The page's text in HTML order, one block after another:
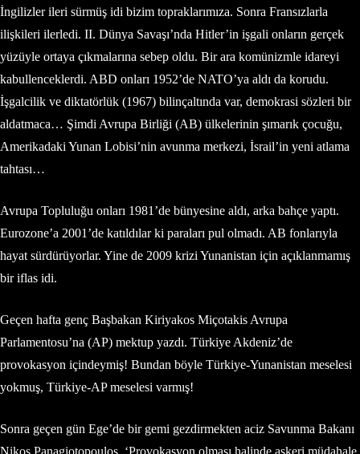
İngilizler ileri sürmüş idi bizim topraklarımıza. Sonra Fransızlarla
ilişkileri ilerledi. II. Dünya Savaşı’nda Hitler’in işgali onların gerçek
yüzüyle ortaya çıkmalarına sebep oldu. Bir ara komünizmle idareyi
kabullenceklerdi. ABD onları 1952’de NATO’ya aldı da korudu.
İşgalcilik ve diktatörlük (1967) bilinçaltında var, demokrasi sözleri bir
aldatmaca… Şimdi Avrupa Birliği (AB) ülkelerinin şımarık çocuğu,
Amerikadaki Yunan Lobisi’nin avunma merkezi, İsrail’in yeni atlama
tahtası…
Avrupa Topluluğu onları 1981’de bünyesine aldı, arka bahçe yaptı.
Eurozone’a 2001’de katıldılar ki paraları pul olmadı. AB fonlarıyla
hayat sürdürüyorlar. Yine de 2009 krizi Yunanistan için açıklanmamış
bir iflas idi.
Geçen hafta genç Başbakan Kiriyakos Miçotakis Avrupa
Parlamentosu’na (AP) mektup yazdı. Türkiye Akdeniz’de
provokasyon içindeymiş! Bundan böyle Türkiye-Yunanistan meselesi
yokmuş, Türkiye-AP meselesi varmış!
Sonra geçen gün Ege’de bir gemi gezdirmekten aciz Savunma Bakanı
Nikos Panagiotopoulos, ‘Provokasyon olması halinde askeri müdahale